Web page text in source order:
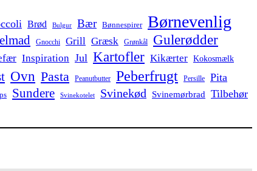
Brød Bulgur Bær Bønnespirer Børnevenlig
Gnocchi Grill Græsk Grønkål Gulerødder
Inspiration Jul Kartofler Kikærter Kokosmælk
Ovn Pasta Peanutbutter Peberfrugt Persille Pita
Sundere Svinekotelet Svinekød Svinemørbrad Tilbehør